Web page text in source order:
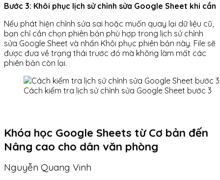
Bước 3: Khôi phục lịch sử chỉnh sửa Google Sheet khi cần
Nếu phát hiện chỉnh sửa sai hoặc muốn quay lại dữ liệu cũ,
bạn chỉ cần chọn phiên bản phù hợp trong lịch sử chỉnh
sửa Google Sheet và nhấn Khôi phục phiên bản này. File sẽ
được đưa về trạng thái trước đó mà không làm mất các
phiên bản còn lại.
Cách kiểm tra lịch sử chỉnh sửa Google Sheet bước 3
Khóa học Google Sheets từ Cơ bản đến
Nâng cao cho dân văn phòng
Nguyễn Quang Vinh